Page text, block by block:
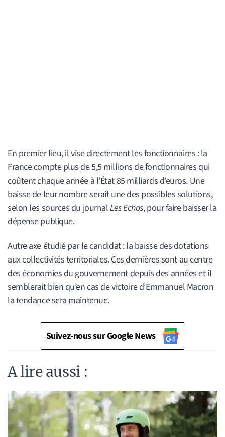
En premier lieu, il vise directement les fonctionnaires : la
France compte plus de 5,5 millions de fonctionnaires qui
coûtent chaque année à l’État 85 milliards d’euros. Une
baisse de leur nombre serait une des possibles solutions,
selon les sources du journalLes Echos, pour faire baisser la
dépense publique.
Autre axe étudié par le candidat : la baisse des dotations
aux collectivités territoriales. Ces dernières sont au centre
des économies du gouvernement depuis des années et il
semblerait bien qu’en cas de victoire d’Emmanuel Macron
la tendance sera maintenue.
Suivez-nous sur Google News
A lire aussi :